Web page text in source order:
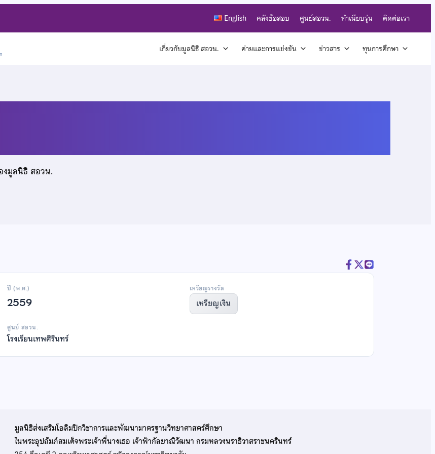
English คลังข้อสอบ ศูนย์สอวน. ทำเนียบรุ่น ติดต่อเรา
เกี่ยวกับมูลนิธิ สอวน. ค่ายและการแข่งขัน ข่าวสาร ทุนการศึกษา
งมูลนิธิ สอวน.
ปี (พ.ศ.)
2559
เหรียญรางวัล
เหรียญเงิน
ศูนย์ สอวน.
โรงเรียนเทพศิรินทร์
มูลนิธิส่งเสริมโอลิมปิกวิชาการและพัฒนามาตรฐานวิทยาศาสตร์ศึกษา
ในพระอุปถัมภ์สมเด็จพระเจ้าพี่นางเธอ เจ้าฟ้ากัลยาณิวัฒนา กรมหลวงนราธิวาสราชนครินทร์